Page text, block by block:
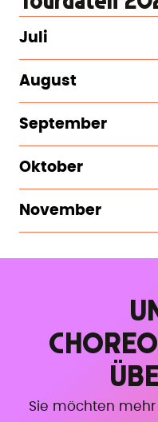
Juli
August
September
Oktober
November
Sie möchten